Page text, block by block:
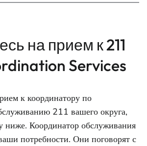
на прием к 211
Services
к координатору по
211 вашего округа,
ниже. Координатор обслуживания
потребности. Они поговорят с